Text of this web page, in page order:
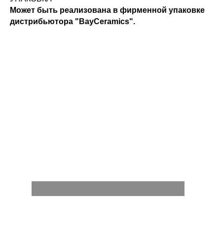
Может быть реализована в фирменной упаковке
дистрибьютора "BayCeramics".